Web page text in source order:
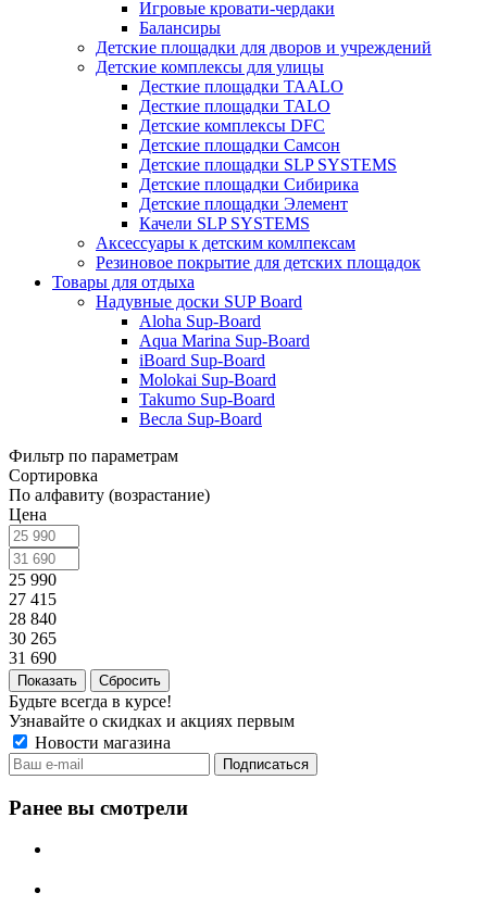
Игровые кровати-чердаки
Балансиры
Детские площадки для дворов и учреждений
Детские комплексы для улицы
Десткие площадки TAALO
Десткие площадки TALO
Детские комплексы DFC
Детские площадки Самсон
Детские площадки SLP SYSTEMS
Детские площадки Сибирика
Детские площадки Элемент
Качели SLP SYSTEMS
Аксессуары к детским комлпексам
Резиновое покрытие для детских площадок
Товары для отдыха
Надувные доски SUP Board
Aloha Sup-Board
Aqua Marina Sup-Board
iBoard Sup-Board
Molokai Sup-Board
Takumo Sup-Board
Весла Sup-Board
Фильтр по параметрам
Сортировка
По алфавиту (возрастание)
Цена
25 990
27 415
28 840
30 265
31 690
Сбросить
Будьте всегда в курсе!
Узнавайте о скидках и акциях первым
Новости магазина
Ранее вы смотрели